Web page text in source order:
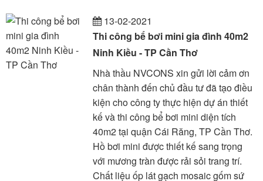
13-02-2021
Thi công bể bơi mini gia đình 40m2
Ninh Kiều - TP Cần Thơ
Nhà thầu NVCONS xin gửi lời cảm ơn
chân thành đến chủ đầu tư đã tạo điều
kiện cho công ty thực hiện dự án thiết
kế và thi công bể bơi mini diện tích
40m2 tại quận Cái Răng, TP Cần Thơ.
Hồ bơi mini được thiết kế sang trọng
với mương tràn được rải sỏi trang trí.
Chất liệu ốp lát gạch mosaic gốm sứ